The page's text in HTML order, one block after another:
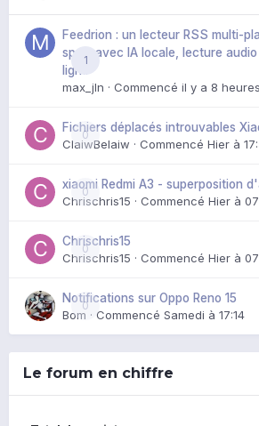
1
Feedrion : un lecteur RSS multi-
spoil, avec IA locale, lecture
ligne
max_jln · Commencé il y a 8 heures
0
Fichiers déplacés introuvables
ClaiwBelaiw · Commencé Hier à
0
xiaomi Redmi A3 - superposition
Chrischris15 · Commencé Hier à
0
Chrischris15
Chrischris15 · Commencé Hier à
0
Notifications sur Oppo Reno 15
Bom · Commencé Samedi à 17:14
Le forum en chiffre